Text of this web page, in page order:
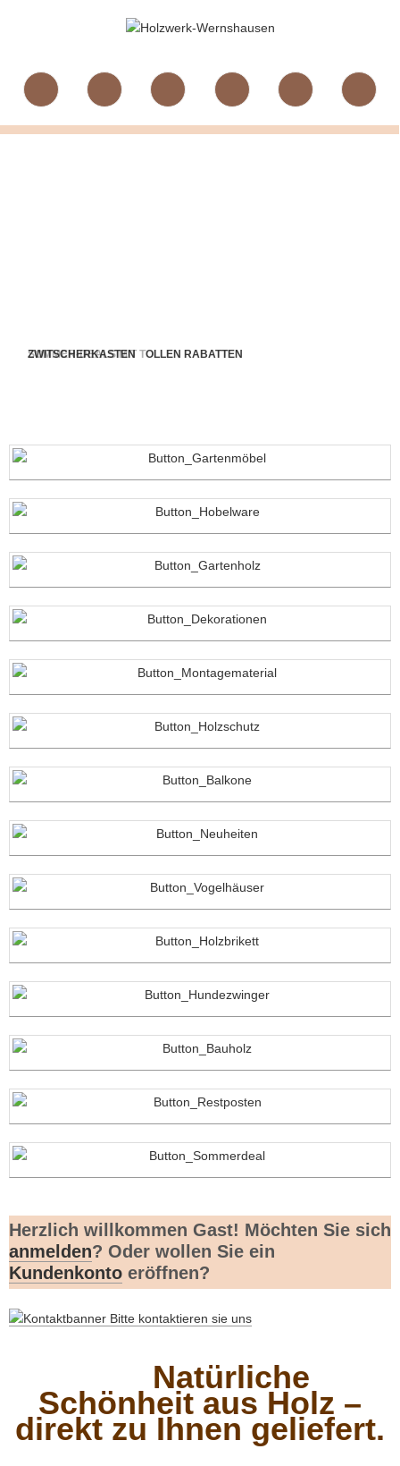
SOMMER-DEALS MIT TOLLEN RABATTEN
ZWITSCHERKASTEN
Herzlich willkommen Gast! Möchten Sie sich
anmelden? Oder wollen Sie ein
Kundenkonto eröffnen?
Natürliche
Schönheit aus Holz –
direkt zu Ihnen geliefert.